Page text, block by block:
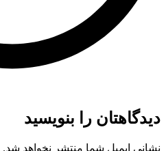
دیدگاهتان را بنویسید
نشانی ایمیل شما منتشر نخواهد شد.